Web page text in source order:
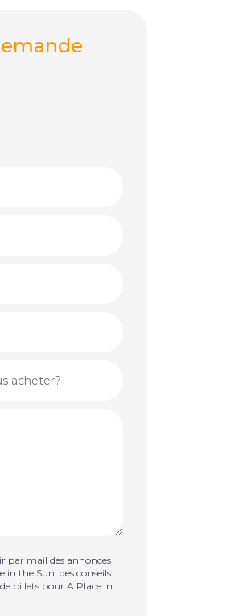
par mail des annonces
in the Sun, des conseils
billets pour A Place in